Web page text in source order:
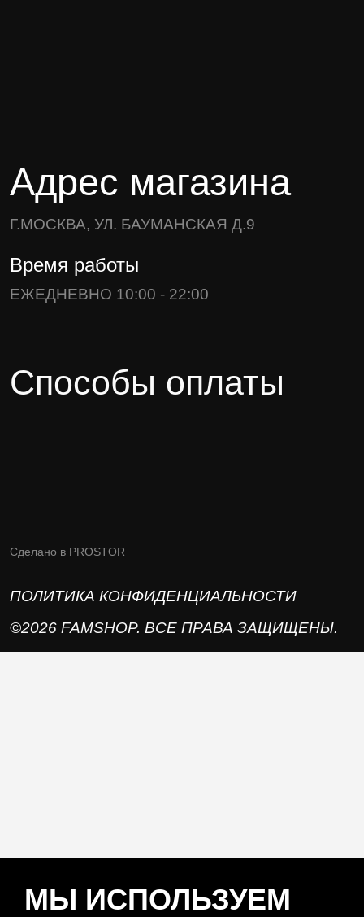
Адрес магазина
Г.МОСКВА, УЛ. БАУМАНСКАЯ Д.9
Время работы
ЕЖЕДНЕВНО 10:00 - 22:00
Способы оплаты
Сделано в PROSTOR
ПОЛИТИКА КОНФИДЕНЦИАЛЬНОСТИ
©2026 FAMSHOP. ВСЕ ПРАВА ЗАЩИЩЕНЫ.
МЫ ИСПОЛЬЗУЕМ